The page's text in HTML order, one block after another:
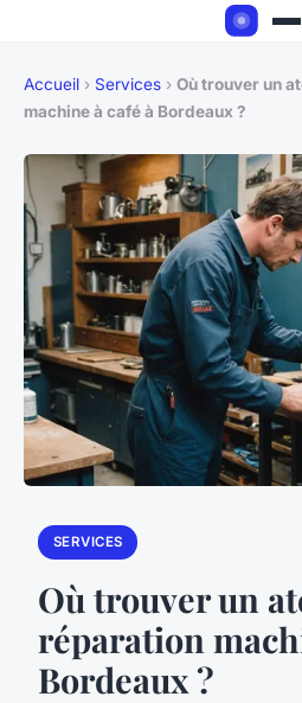
Accueil › Services › Où trouver un
machine à café à Bordeaux ?
SERVICES
Où trouver un
réparation
Bordeaux ?